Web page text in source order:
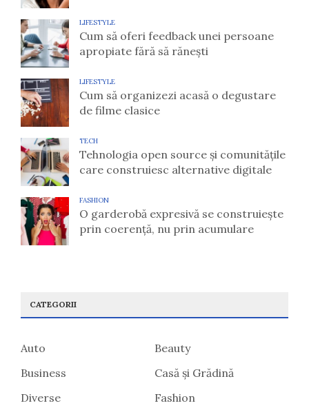
LIFESTYLE
Cum să oferi feedback unei persoane
apropiate fără să rănești
LIFESTYLE
Cum să organizezi acasă o degustare
de filme clasice
TECH
Tehnologia open source și comunitățile
care construiesc alternative digitale
FASHION
O garderobă expresivă se construiește
prin coerență, nu prin acumulare
CATEGORII
Auto
Beauty
Business
Casă și Grădină
Diverse
Fashion